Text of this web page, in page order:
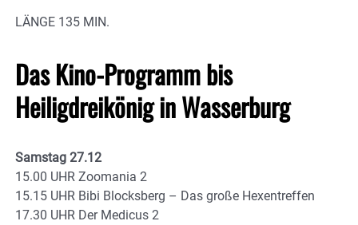
LÄNGE 135 MIN.
Das Kino-Programm bis
Heiligdreikönig in Wasserburg
Samstag 27.12
15.00 UHR Zoomania 2
15.15 UHR Bibi Blocksberg – Das große Hexentreffen
17.30 UHR Der Medicus 2